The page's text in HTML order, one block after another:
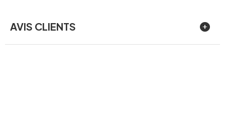
AVIS CLIENTS